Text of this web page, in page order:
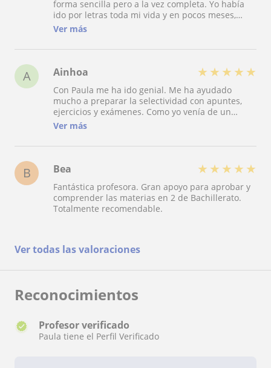
forma sencilla pero a la vez completa. Yo había
ido por letras toda mi vida y en pocos meses,
entendí muy bien toda la química de bachiller.
majisima!!
Ver más
A Ainhoa ★ ★ ★ ★ ★
Con Paula me ha ido genial. Me ha ayudado
mucho a preparar la selectividad con apuntes,
ejercicios y exámenes. Como yo venía de un
grado superior, también me dio consejos para
examen. Se nota que le gusta enseñar.
Ver más
B Bea ★ ★ ★ ★ ★
Fantástica profesora. Gran apoyo para aprobar y
comprender las materias en 2 de Bachillerato.
Totalmente recomendable.
Ver todas las valoraciones
Reconocimientos
Profesor verificado
Paula tiene el Perfil Verificado